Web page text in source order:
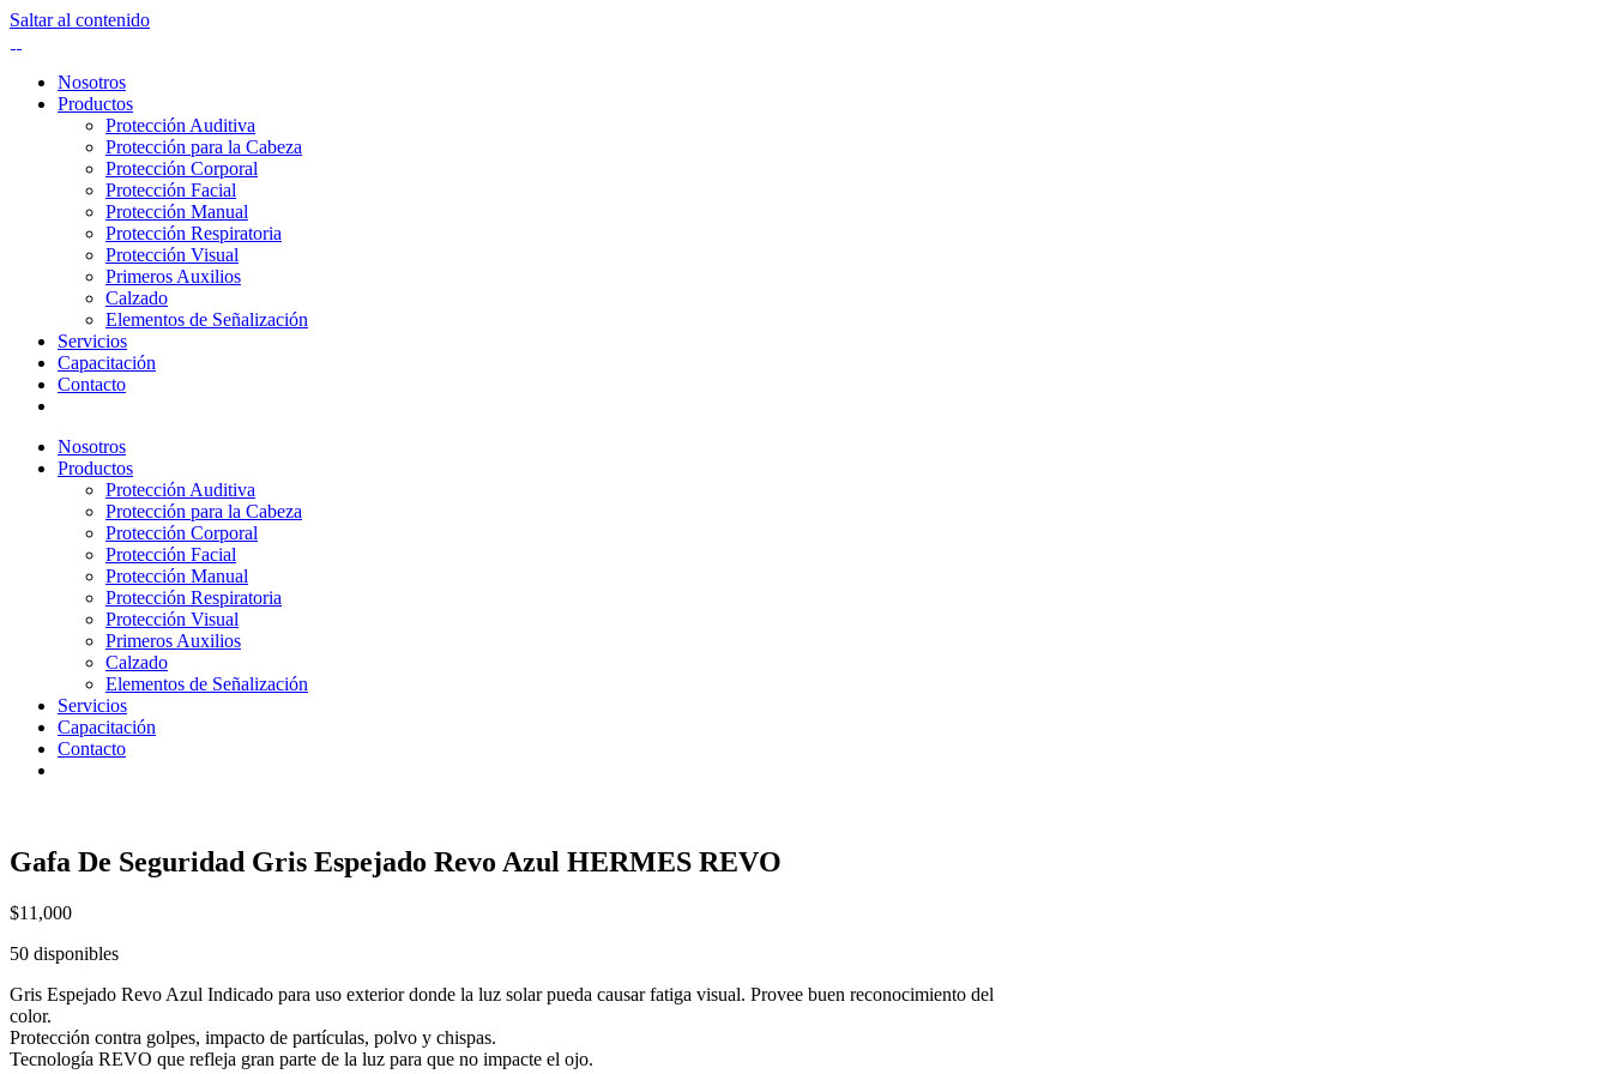
Saltar al contenido
Nosotros
Productos
Protección Auditiva
Protección para la Cabeza
Protección Corporal
Protección Facial
Protección Manual
Protección Respiratoria
Protección Visual
Primeros Auxilios
Calzado
Elementos de Señalización
Servicios
Capacitación
Contacto
Nosotros
Productos
Protección Auditiva
Protección para la Cabeza
Protección Corporal
Protección Facial
Protección Manual
Protección Respiratoria
Protección Visual
Primeros Auxilios
Calzado
Elementos de Señalización
Servicios
Capacitación
Contacto
Gafa De Seguridad Gris Espejado Revo Azul HERMES REVO
$11,000
50 disponibles
Gris Espejado Revo Azul Indicado para uso exterior donde la luz solar pueda causar fatiga visual. Provee buen reconocimiento del
color.
Protección contra golpes, impacto de partículas, polvo y chispas.
Tecnología REVO que refleja gran parte de la luz para que no impacte el ojo.